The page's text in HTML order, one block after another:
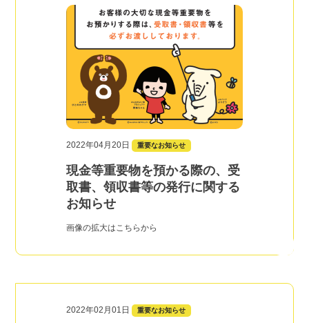
2022年04月20日 重要なお知らせ
現金等重要物を預かる際の、受
取書、領収書等の発行に関する
お知らせ
画像の拡大はこちらから
2022年02月01日 重要なお知らせ